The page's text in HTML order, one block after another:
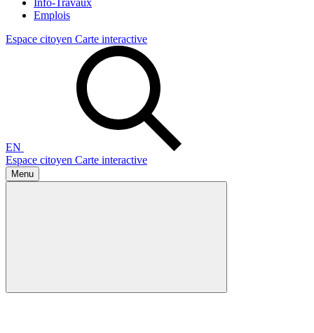
Info-Travaux
Emplois
Espace citoyen Carte interactive
EN
Espace citoyen Carte interactive
Menu